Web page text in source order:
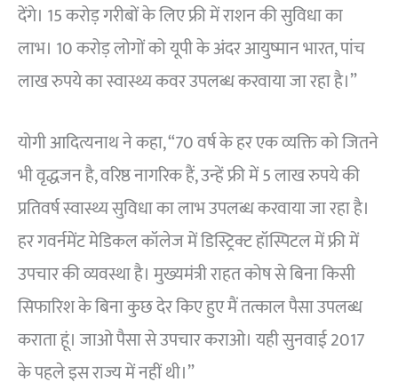
देंगे। 15 करोड़ गरीबों के लिए फ्री में राशन की सुविधा का
लाभ। 10 करोड़ लोगों को यूपी के अंदर आयुष्मान भारत, पांच
लाख रुपये का स्वास्थ्य कवर उपलब्ध करवाया जा रहा है।”
योगी आदित्यनाथ ने कहा, “70 वर्ष के हर एक व्यक्ति को जितने
भी वृद्धजन है, वरिष्ठ नागरिक हैं, उन्हें फ्री में 5 लाख रुपये की
प्रतिवर्ष स्वास्थ्य सुविधा का लाभ उपलब्ध करवाया जा रहा है।
हर गवर्नमेंट मेडिकल कॉलेज में डिस्ट्रिक्ट हॉस्पिटल में फ्री में
उपचार की व्यवस्था है। मुख्यमंत्री राहत कोष से बिना किसी
सिफारिश के बिना कुछ देर किए हुए मैं तत्काल पैसा उपलब्ध
कराता हूं। जाओ पैसा से उपचार कराओ। यही सुनवाई 2017
के पहले इस राज्य में नहीं थी।”